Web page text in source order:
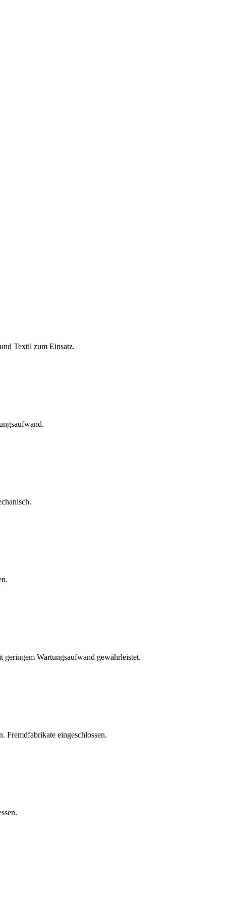
Textil zum Einsatz.
Wartungsaufwand gewährleistet.
Fremdfabrikate eingeschlossen.